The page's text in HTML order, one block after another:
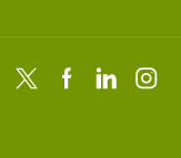
Twitter FacebookLinkedIn